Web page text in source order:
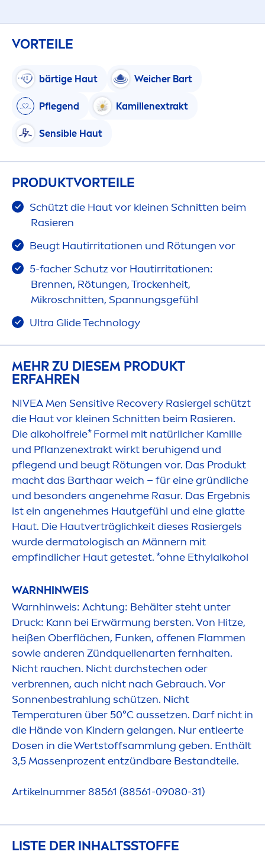
VORTEILE
bärtige Haut Weicher Bart
Pflegend Kamillenextrakt
Sensible Haut
PRODUKTVORTEILE
Schützt die Haut vor kleinen Schnitten beim
Rasieren
Beugt Hautirritationen und Rötungen vor
5-facher Schutz vor Hautirritationen:
Brennen, Rötungen, Trockenheit,
Mikroschnitten, Spannungsgefühl
Ultra Glide Technology
MEHR ZU DIESEM PRODUKT
ERFAHREN
NIVEAMen Sensitive Recovery Rasiergel schützt
die Haut vor kleinen Schnitten beim Rasieren.
Die alkoholfreie* Formel mit natürlicher Kamille
und Pflanzenextrakt wirkt beruhigend und
pflegend und beugt Rötungen vor. Das Produkt
macht das Barthaar weich – für eine gründliche
und besonders angenehme Rasur. Das Ergebnis
ist ein angenehmes Hautgefühl und eine glatte
Haut. Die Hautverträglichkeit dieses Rasiergels
wurde dermatologisch an Männern mit
empfindlicher Haut getestet. *ohne Ethylalkohol
WARNHINWEIS
Warnhinweis: Achtung: Behälter steht unter
Druck: Kann bei Erwärmung bersten. Von Hitze,
heißen Oberflächen, Funken, offenen Flammen
sowie anderen Zündquellenarten fernhalten.
Nicht rauchen. Nicht durchstechen oder
verbrennen, auch nicht nach Gebrauch. Vor
Sonnenbestrahlung schützen. Nicht
Temperaturen über 50°C aussetzen. Darf nicht in
die Hände von Kindern gelangen. Nur entleerte
Dosen in die Wertstoffsammlung geben. Enthält
3,5 Massenprozent entzündbare Bestandteile.
Artikelnummer 88561 (88561-09080-31)
LISTE DER INHALTSSTOFFE